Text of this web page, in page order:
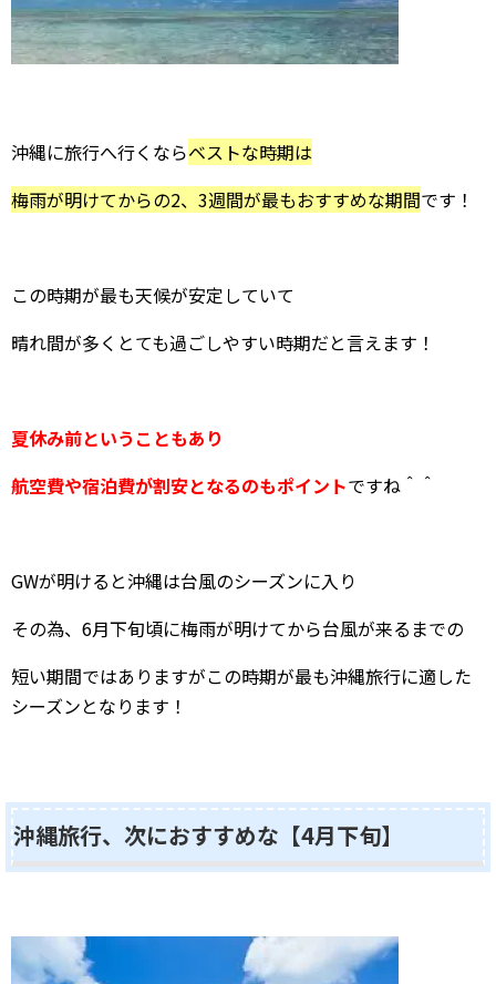
沖縄に旅行へ行くならベストな時期は
梅雨が明けてからの2、3週間が最もおすすめな期間です！
この時期が最も天候が安定していて
晴れ間が多くとても過ごしやすい時期だと言えます！
夏休み前ということもあり
航空費や宿泊費が割安となるのもポイントですね＾＾
GWが明けると沖縄は台風のシーズンに入り
その為、6月下旬頃に梅雨が明けてから台風が来るまでの
短い期間ではありますがこの時期が最も沖縄旅行に適した
シーズンとなります！
沖縄旅行、次におすすめな【4月下旬】